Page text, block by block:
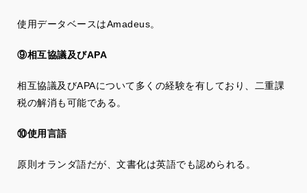
使用データベースはAmadeus。
⑨相互協議及びAPA
相互協議及びAPAについて多くの経験を有しており、二重課
税の解消も可能である。
⑩使用言語
原則オランダ語だが、文書化は英語でも認められる。